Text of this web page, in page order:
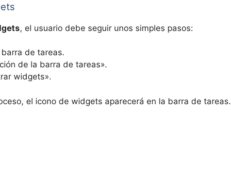
, el usuario debe seguir unos simples pasos:
de tareas.
de la barra de tareas».
widgets».
el icono de widgets aparecerá en la barra de tareas.